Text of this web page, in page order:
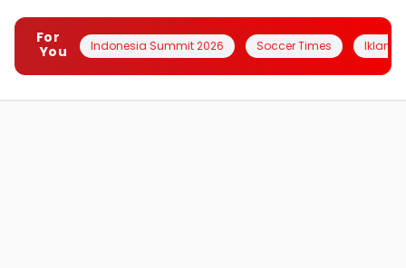
For
You
Indonesia Summit 2026 Soccer Times Iklanin